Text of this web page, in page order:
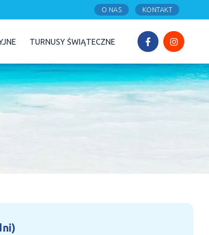
O NAS KONTAKT
TURNUSY ŚWIĄTECZNE